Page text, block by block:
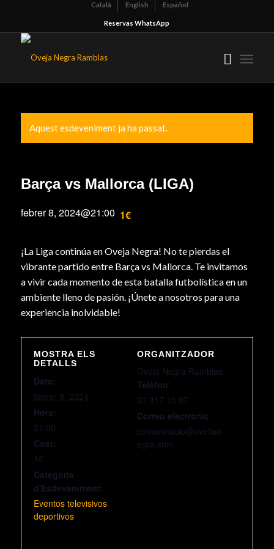
Català English Español
Reservas WhatsApp
Aquest esdeveniment ja ha passat.
Barça vs Mallorca (LIGA)
febrer 8, 2024@21:00 1€
¡La Liga continúa en Oveja Negra! No te pierdas el
vibrante partido entre Barça vs Mallorca. Te invitamos
a vivir cada momento de esta batalla futbolística en un
ambiente lleno de pasión. ¡Únete a nosotros para una
experiencia inolvidable!
MOSTRA ELS
DETALLS
Data:
febrer 8, 2024
Hora:
21:00
Cost:
1€
Categoria
d'Esdeveniment:
Eventos televisivos
deportivos
ORGANITZADOR
Oveja Negra Ramblas
Telèfon
93 317 10 87
Correu electrònic
comunicacio@ovellan
egra.com